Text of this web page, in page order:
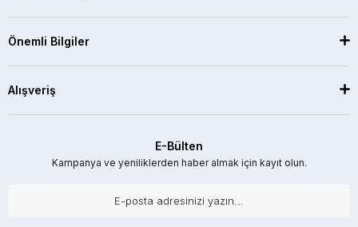
Önemli Bilgiler
Alışveriş
E-Bülten
Kampanya ve yeniliklerden haber almak için kayıt olun.